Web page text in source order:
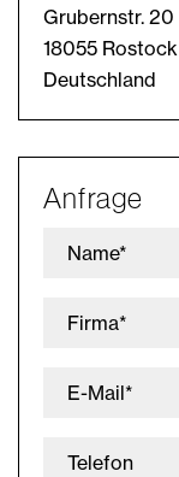
Grubernstr. 20
18055 Rostock
Deutschland
Anfrage
Name*
Firma*
E-Mail*
Telefon